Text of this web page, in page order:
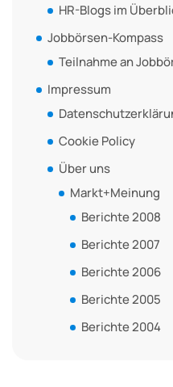
HR-Blogs im
Jobbörsen-Kompass
Teilnahme an
Impressum
Cookie Policy
Über uns
Markt+Meinung
Berichte 2008
Berichte 2007
Berichte 2006
Berichte 2005
Berichte 2004